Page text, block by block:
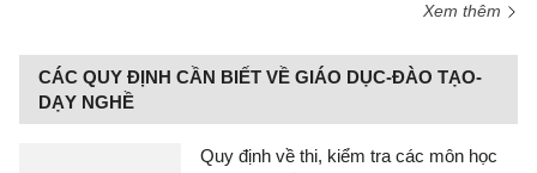
Xem thêm
CÁC QUY ĐỊNH CẦN BIẾT VỀ GIÁO DỤC-ĐÀO TẠO-
DẠY NGHỀ
Quy định về thi, kiểm tra các môn học